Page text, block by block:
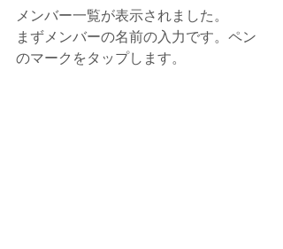
メンバー一覧が表示されました。
まずメンバーの名前の入力です。ペン
のマークをタップします。